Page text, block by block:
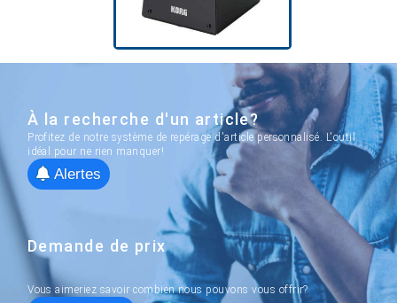
À la recherche d'un article?
Profitez de notre système de repérage d'article personnalisé. L'outil
idéal pour ne rien manquer!
Alertes
Demande de prix
Vous aimeriez savoir combien nous pouvons vous offrir?